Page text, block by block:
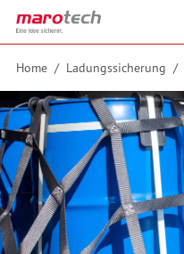
Skip to Content
Home / Ladungssicherung /